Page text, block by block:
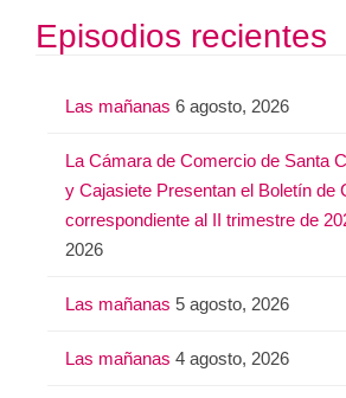
Episodios recientes
Las mañanas 6 agosto, 2026
La Cámara de Comercio de Santa
y Cajasiete Presentan el Boletín de
correspondiente al II trimestre de
2026
Las mañanas 5 agosto, 2026
Las mañanas 4 agosto, 2026